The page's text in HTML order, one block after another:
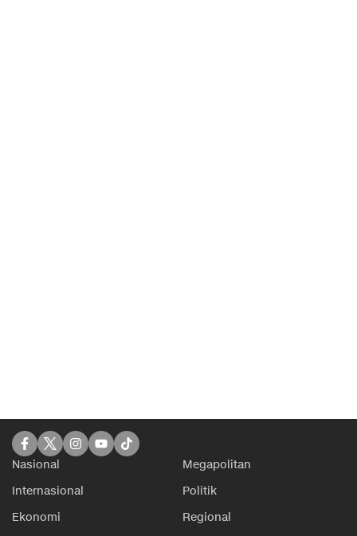
Nasional
Megapolitan
Internasional
Politik
Ekonomi
Regional